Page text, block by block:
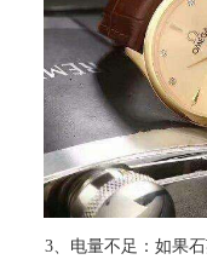
3、电量不足：如果石